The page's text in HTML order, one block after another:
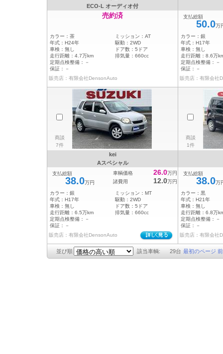
ECO-L オーディオ付
売約済
カラー： 茶 ミッション： AT
年式： H24年 駆動： 2WD
車検： 無し ドア数： 5ドア
走行距離： 4.7万km 排気量： 660cc
定期点検整備：
－
保証：
－
販売店：有限会社DensonAuto
支払総額
50.0万
カラー： 銀
年式： H17年
車検： 無し
走行距離： 8.6万
定期点検整備：
－
保証：
－
販売店：有限会社
商談
7件
kei
Aスペシャル
支払総額
38.0万円
車輌価格 26.0万円
諸費用
12.0万円
カラー： 銀 ミッション： MT
年式： H17年 駆動： 2WD
車検： 無し ドア数： 5ドア
走行距離： 6.5万km 排気量： 660cc
定期点検整備：
－
保証：
－
販売店：有限会社DensonAuto
商談
1件
支払総額
38.0万
カラー： 黒
年式： H21年
車検： 無し
走行距離： 6.8万
定期点検整備：
－
保証：
－
販売店：有限会社
並び順 該当車輌: 29台 最初のページ